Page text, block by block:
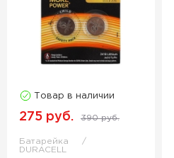
Товар в наличии
275 руб. 390 руб.
Батарейка
DURACELL